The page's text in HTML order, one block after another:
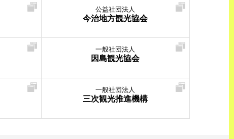
公益社団法人
今治地方観光協会
一般社団法人
因島観光協会
一般社団法人
三次観光推進機構